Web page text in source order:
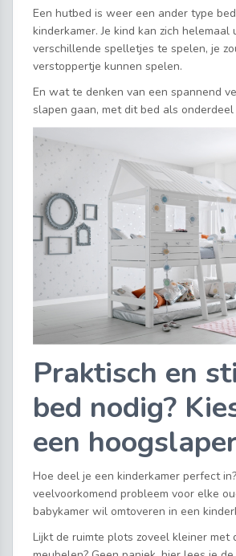
Een hutbed is weer een ander type
kinderkamer. Je kind kan zich helemaal
verschillende spelletjes te spelen, je
verstoppertje kunnen spelen.
En wat te denken van een spannend
slapen gaan, met dit bed als
Praktisch en
bed nodig?
een
Hoe deel je een kinderkamer perfect
veelvoorkomend probleem voor elke
babykamer wil omtoveren in een
Lijkt de ruimte plots zoveel kleiner met